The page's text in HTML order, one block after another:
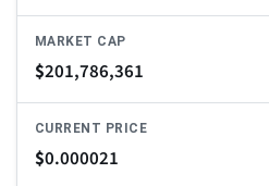
MARKET CAP
$201,786,361
CURRENT PRICE
$0.000021